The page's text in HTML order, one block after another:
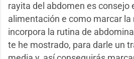
rayita del abdomen es consejo
alimentación e como marcar
incorpora la rutina de
te he mostrado, para darle un